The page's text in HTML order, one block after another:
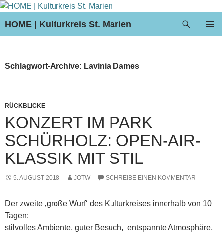
HOME | Kulturkreis St. Marien
Schlagwort-Archive: Lavinia Dames
RÜCKBLICKE
KONZERT IM PARK
SCHÜRHOLZ: OPEN-AIR-
KLASSIK MIT STIL
5. AUGUST 2018 JOTW SCHREIBE EINEN KOMMENTAR
Der zweite ‚große Wurf‘ des Kulturkreises innerhalb von 10
Tagen:
stilvolles Ambiente, guter Besuch, entspannte Atmosphäre,